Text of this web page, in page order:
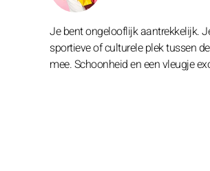
Je bent ongelooflijk aantrekkelijk.
sportieve of culturele plek tussen
mee. Schoonheid en een vleugje